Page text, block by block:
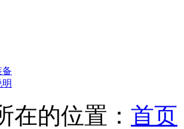
备
在的位置： 首页